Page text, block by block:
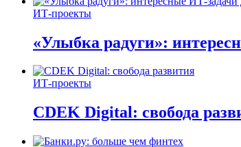
ИТ-проекты
«Улыбка радуги»:
ИТ-проекты
CDEK Digital: свобода